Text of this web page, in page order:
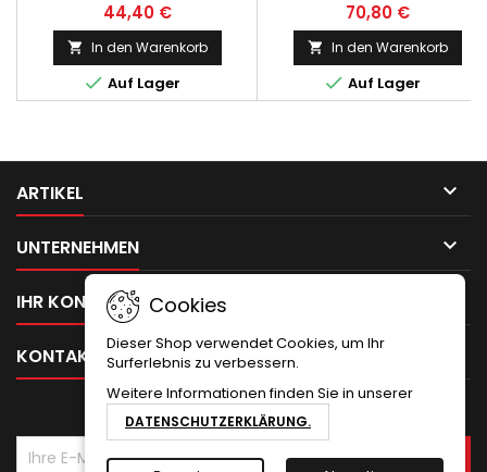
44,40 €
 In den Warenkorb
 Auf Lager
70,80 €
 In den Warenkorb
 Auf Lager
ARTIKEL 
UNTERNEHMEN 
IHR KONTO
KONTAKT
Cookies
Dieser Shop verwendet Cookies, um Ihr
Surferlebnis zu verbessern.
Weitere Informationen finden Sie in unserer
DATENSCHUTZERKLÄRUNG.
NEWSLETTER